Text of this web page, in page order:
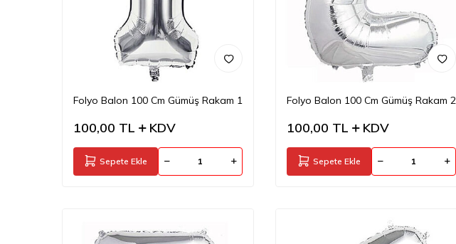
Folyo Balon 100 Cm Gümüş Rakam 1
100,00 TL KDV
Sepete Ekle
Folyo Balon 100 Cm Gümüş Rakam 2
100,00 TL KDV
Sepete Ekle